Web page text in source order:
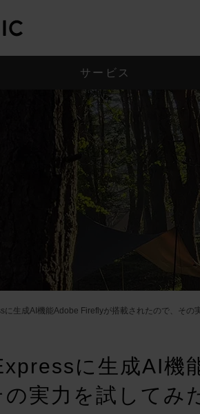
サービス
に生成AI機能Adobe Fireflyが搭載されたので、その
に生成AI機
実力を試してみ